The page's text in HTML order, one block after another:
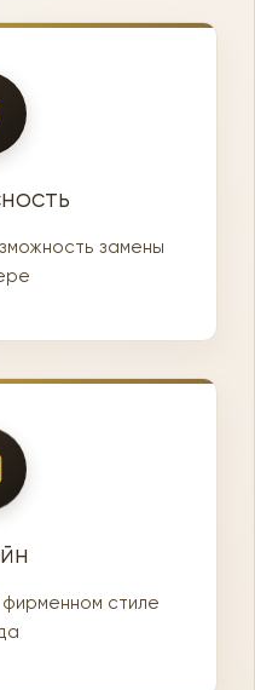
замены
стиле